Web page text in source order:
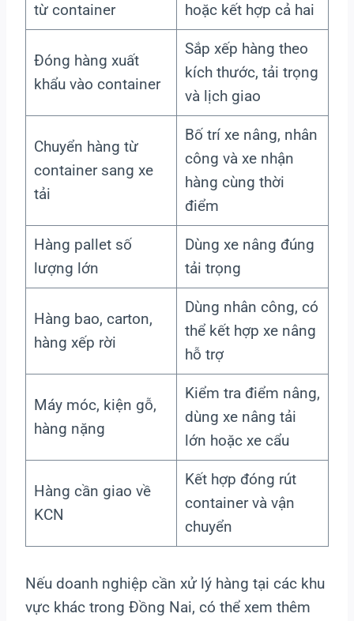
từ container
hoặc kết hợp cả hai
Đóng hàng xuất
khẩu vào container
Sắp xếp hàng theo
kích thước, tải trọng
và lịch giao
Chuyển hàng từ
container sang xe
tải
Bố trí xe nâng, nhân
công và xe nhận
hàng cùng thời
điểm
Hàng pallet số
lượng lớn
Dùng xe nâng đúng
tải trọng
Hàng bao, carton,
hàng xếp rời
Dùng nhân công, có
thể kết hợp xe nâng
hỗ trợ
Máy móc, kiện gỗ,
hàng nặng
Kiểm tra điểm nâng,
dùng xe nâng tải
lớn hoặc xe cẩu
Hàng cần giao về
KCN
Kết hợp đóng rút
container và vận
chuyển
Nếu doanh nghiệp cần xử lý hàng tại các khu
vực khác trong Đồng Nai, có thể xem thêm